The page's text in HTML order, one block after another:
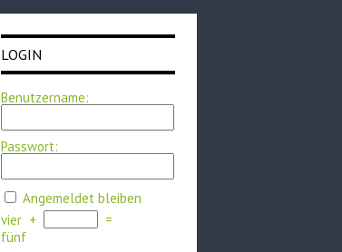
LOGIN
Benutzername:
Passwort:
Angemeldet bleiben
vier +
=
fünf